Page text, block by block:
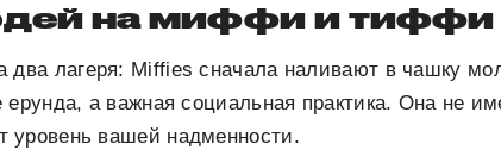
на миффи и тиффи
два лагеря: Miffies сначала наливают в чашку
а важная социальная практика. Она не
уровень вашей надменности.